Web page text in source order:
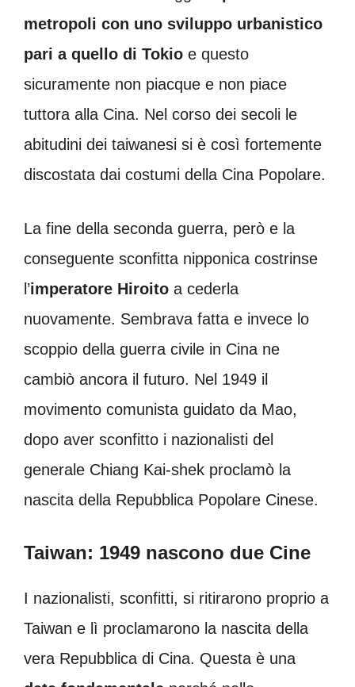
metropoli con uno sviluppo urbanistico
pari a quello di Tokio e questo
sicuramente non piacque e non piace
tuttora alla Cina. Nel corso dei secoli le
abitudini dei taiwanesi si è così fortemente
discostata dai costumi della Cina Popolare.
La fine della seconda guerra, però e la
conseguente sconfitta nipponica costrinse
l’imperatore Hiroito a cederla
nuovamente. Sembrava fatta e invece lo
scoppio della guerra civile in Cina ne
cambiò ancora il futuro. Nel 1949 il
movimento comunista guidato da Mao,
dopo aver sconfitto i nazionalisti del
generale Chiang Kai-shek proclamò la
nascita della Repubblica Popolare Cinese.
Taiwan: 1949 nascono due Cine
I nazionalisti, sconfitti, si ritirarono proprio a
Taiwan e lì proclamarono la nascita della
vera Repubblica di Cina. Questa è una